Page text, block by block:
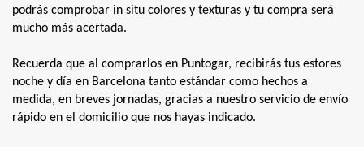
podrás comprobar in situ colores y texturas y tu compra será
mucho más acertada.
Recuerda que al comprarlos en Puntogar, recibirás tus estores
noche y día en Barcelona tanto estándar como hechos a
medida, en breves jornadas, gracias a nuestro servicio de envío
rápido en el domicilio que nos hayas indicado.